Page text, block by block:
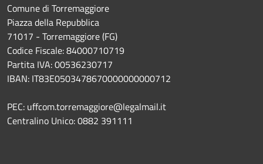
Comune di Torremaggiore
Piazza della Repubblica
71017 - Torremaggiore (FG)
Codice Fiscale: 84000710719
Partita IVA: 00536230717
IBAN: IT83E0503478670000000000712
PEC: uffcom.torremaggiore@legalmail.it
Centralino Unico: 0882 391111